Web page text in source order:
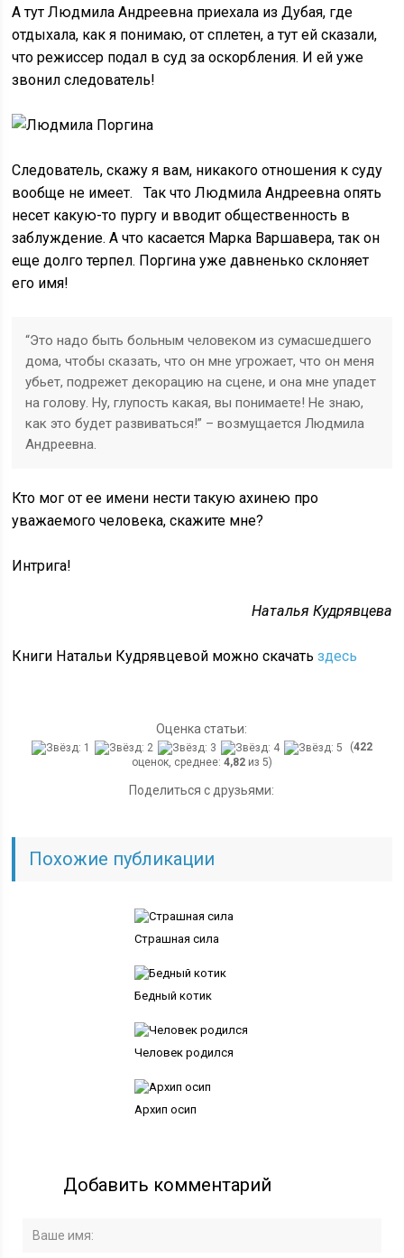
А тут Людмила Андреевна приехала из Дубая, где
отдыхала, как я понимаю, от сплетен, а тут ей сказали,
что режиссер подал в суд за оскорбления. И ей уже
звонил следователь!
Следователь, скажу я вам, никакого отношения к суду
вообще не имеет. Так что Людмила Андреевна опять
несет какую-то пургу и вводит общественность в
заблуждение. А что касается Марка Варшавера, так он
еще долго терпел. Поргина уже давненько склоняет
его имя!
“Это надо быть больным человеком из сумасшедшего
дома, чтобы сказать, что он мне угрожает, что он меня
убьет, подрежет декорацию на сцене, и она мне упадет
на голову. Ну, глупость какая, вы понимаете! Не знаю,
как это будет развиваться!” – возмущается Людмила
Андреевна.
Кто мог от ее имени нести такую ахинею про
уважаемого человека, скажите мне?
Интрига!
Наталья Кудрявцева
Книги Натальи Кудрявцевой можно скачатьздесь
Оценка статьи:
(422
оценок, среднее: 4,82из 5)
Поделиться с друзьями:
Похожие публикации
Страшная сила
Бедный котик
Человек родился
Архип осип
Добавить комментарий